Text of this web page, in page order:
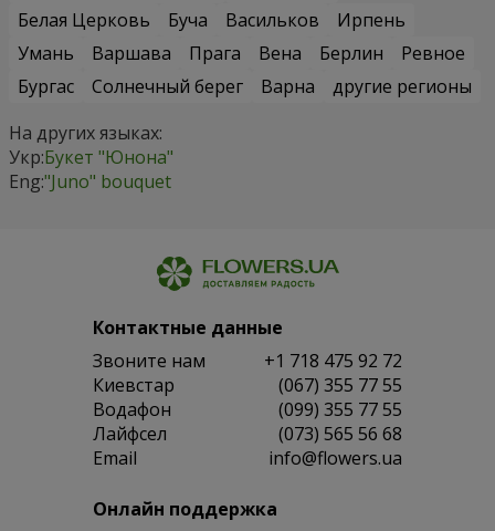
Белая Церковь
Буча Васильков
Ирпень
Умань
Варшава Прага Вена Берлин
Ревное
Бургас
Солнечный берег Варна
другие регионы
На других языках:
Укр:Букет "Юнона"
Eng:"Juno" bouquet
Контактные данные
Звоните нам
+1 718 475 92 72
Киевстар
(067) 355 77 55
Водафон
(099) 355 77 55
Лайфсел
(073) 565 56 68
Email
info@flowers.ua
Онлайн поддержка